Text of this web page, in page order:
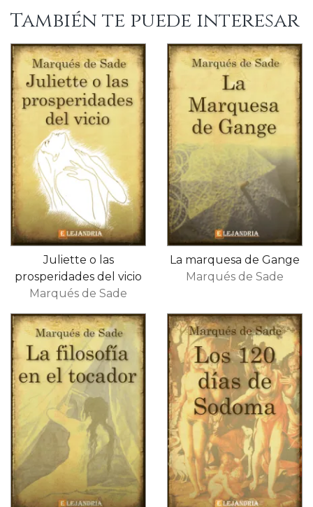
También te puede interesar
Juliette o las
prosperidades del vicio
Marqués de Sade
La marquesa de Gange
Marqués de Sade